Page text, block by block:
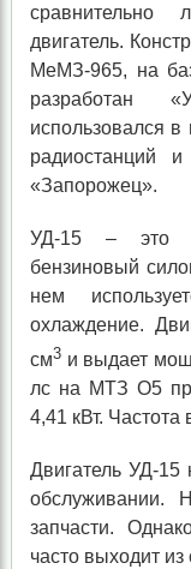
сравнительно
двигатель.
МеМЗ-965, на
разработан
использовался в
радиостанций
«Запорожец».
УД-15 – это
бензиновый
нем
охлаждение.
см3и выдает
лс на МТЗ О5
4,41 кВт.
Двигатель УД-15
обслуживании.
запчасти.
часто выходит